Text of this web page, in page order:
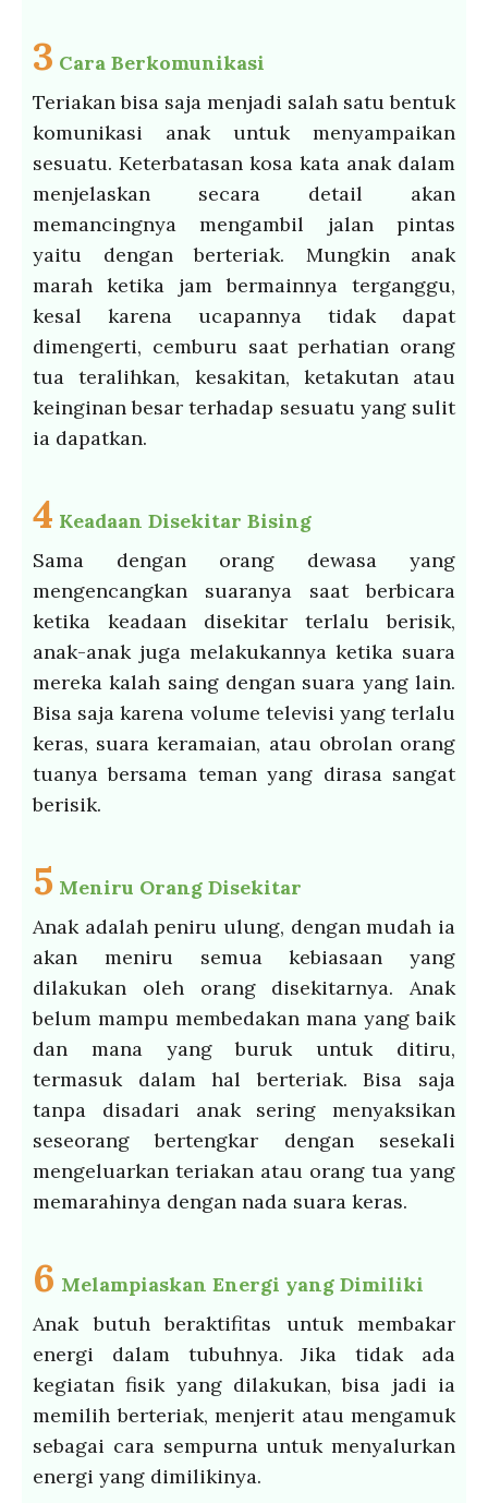
3 Cara Berkomunikasi
Teriakan bisa saja menjadi salah satu bentuk
komunikasi anak untuk menyampaikan
sesuatu. Keterbatasan kosa kata anak dalam
menjelaskan secara detail akan
memancingnya mengambil jalan pintas
yaitu dengan berteriak. Mungkin anak
marah ketika jam bermainnya terganggu,
kesal karena ucapannya tidak dapat
dimengerti, cemburu saat perhatian orang
tua teralihkan, kesakitan, ketakutan atau
keinginan besar terhadap sesuatu yang sulit
ia dapatkan.
4 Keadaan Disekitar Bising
Sama dengan orang dewasa yang
mengencangkan suaranya saat berbicara
ketika keadaan disekitar terlalu berisik,
anak-anak juga melakukannya ketika suara
mereka kalah saing dengan suara yang lain.
Bisa saja karena volume televisi yang terlalu
keras, suara keramaian, atau obrolan orang
tuanya bersama teman yang dirasa sangat
berisik.
5 Meniru Orang Disekitar
Anak adalah peniru ulung, dengan mudah ia
akan meniru semua kebiasaan yang
dilakukan oleh orang disekitarnya. Anak
belum mampu membedakan mana yang baik
dan mana yang buruk untuk ditiru,
termasuk dalam hal berteriak. Bisa saja
tanpa disadari anak sering menyaksikan
seseorang bertengkar dengan sesekali
mengeluarkan teriakan atau orang tua yang
memarahinya dengan nada suara keras.
6 Melampiaskan Energi yang Dimiliki
Anak butuh beraktifitas untuk membakar
energi dalam tubuhnya. Jika tidak ada
kegiatan fisik yang dilakukan, bisa jadi ia
memilih berteriak, menjerit atau mengamuk
sebagai cara sempurna untuk menyalurkan
energi yang dimilikinya.